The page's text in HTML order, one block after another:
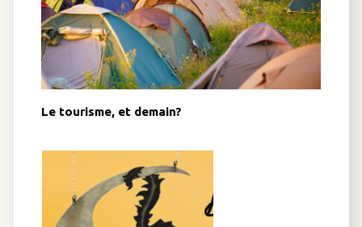
Le tourisme, et demain?